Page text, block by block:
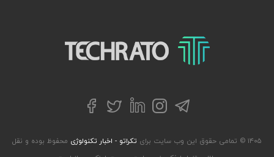
تکراتو – زندگی با تکنولوژی
تلگراماینستاگرام
لینکداینتوییترفیسبوک
۱۴۰۵ © تمامی حقوق این وب سایت برای تکراتو - اخبار تکنولوژی محفوظ بوده و نقل